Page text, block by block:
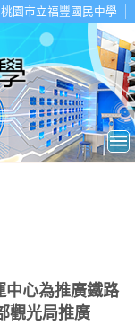
桃園市立福豐國民中學
中心為推廣鐵路
觀光局推廣